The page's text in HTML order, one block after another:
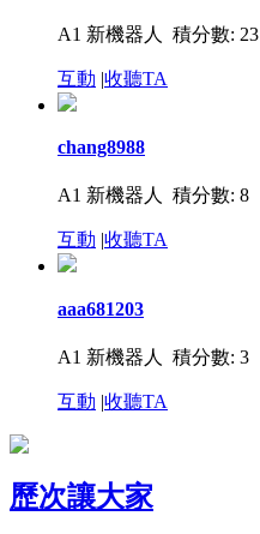
A1 新機器人 積分數: 23
互動 |收聽TA
chang8988
A1 新機器人 積分數: 8
互動 |收聽TA
aaa681203
A1 新機器人 積分數: 3
互動 |收聽TA
歷次讓大家